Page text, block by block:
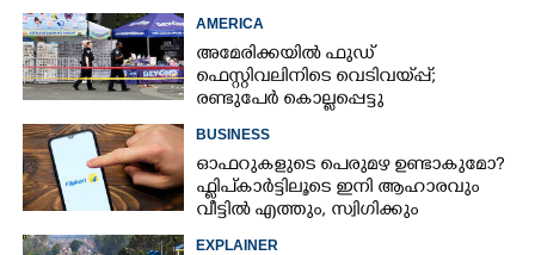
AMERICA
അമേരിക്കയിൽ ഫുഡ്
ഫെസ്റ്റിവലിനിടെ വെടിവയ്‌പ്പ്;
രണ്ടുപേർ കൊല്ലപ്പെട്ടു
BUSINESS
ഓഫറുകളുടെ പെരുമഴ ഉണ്ടാകുമോ?​
ഫ്ലിപ്കാർട്ടിലൂടെ ഇനി ആഹാരവും
വീട്ടിൽ എത്തും,​ സ്വിഗിക്കും
EXPLAINER